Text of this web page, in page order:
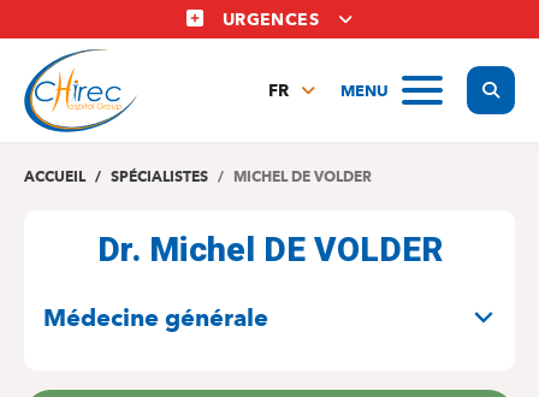
au
contenu
principal
URGENCES
MENU
FR
EN
ACCUEIL SPÉCIALISTES MICHEL DE VOLDER
Dr. Michel DE VOLDER
Médecine générale